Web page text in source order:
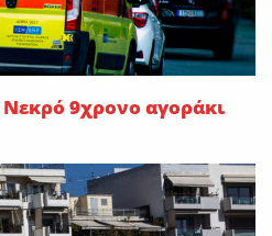
9χρονο αγοράκι